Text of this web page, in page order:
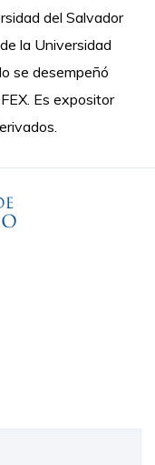
del Salvador
la Universidad
se desempeñó
Es expositor